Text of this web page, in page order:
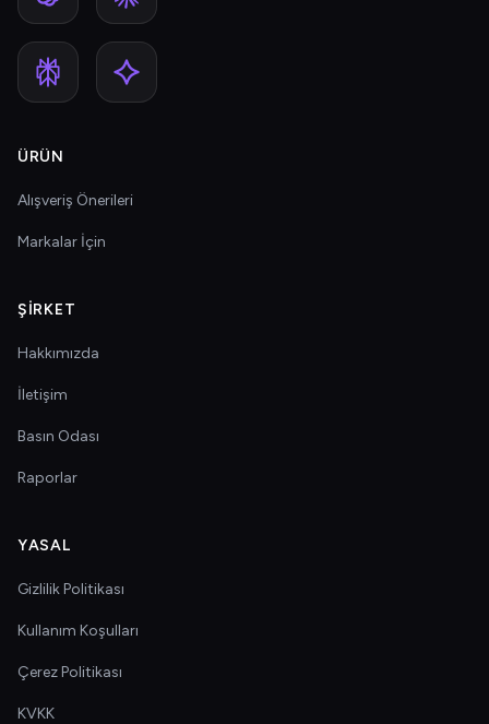
ÜRÜN
Alışveriş Önerileri
Markalar İçin
ŞIRKET
Hakkımızda
İletişim
Basın Odası
Raporlar
YASAL
Gizlilik Politikası
Kullanım Koşulları
Çerez Politikası
KVKK